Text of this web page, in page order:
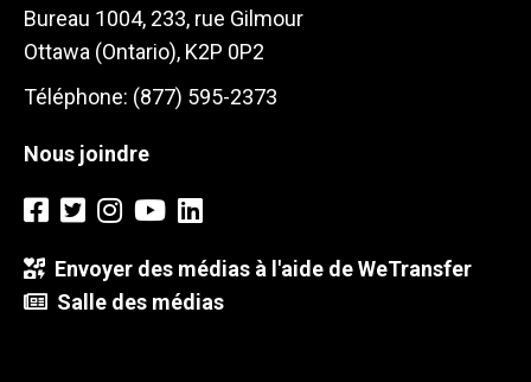
Bureau 1004, 233, rue Gilmour
Ottawa (Ontario), K2P 0P2
Téléphone: (877) 595-2373
Nous joindre
Envoyer des médias à l'aide de WeTransfer
Salle des médias